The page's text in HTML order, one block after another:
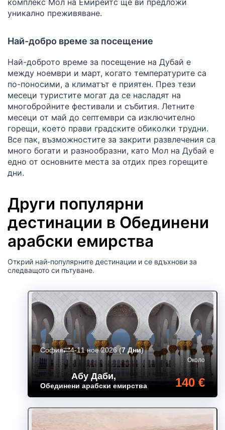
уникално преживяване.
Най-добро време за посещение
Най-доброто време за посещение на Дубай е
между ноември и март, когато температурите са
по-поносими, а климатът е приятен. През тези
месеци туристите могат да се насладят на
многобройните фестивали и събития. Летните
месеци от май до септември са изключително
горещи, което прави градските обиколки трудни.
Все пак, възможностите за закрити развлечения са
много богати и разнообразни, като Мол на Дубай е
едно от основните места за отдих през горещите
дни.
Други популярни
дестинации в Обединени
арабски емирства
Открий най-популярните дестинации и се вдъхнови за
следващото си пътуване.
Абу Даби,
Обединени арабски емирства
Около
140 €
София 4-11 ное 2026(7 Дни)